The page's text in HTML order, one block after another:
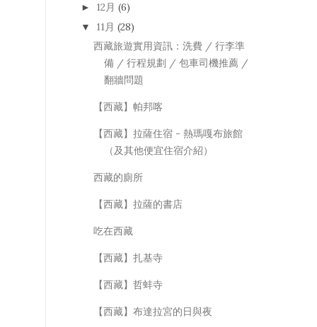
► 12月 (6)
▼ 11月 (28)
西藏旅遊實用資訊：洗費 / 行李準
備 / 行程規劃 / 包車司機推薦 /
翻牆問題
【西藏】帕邦喀
【西藏】拉薩住宿 - 熱瑪嘎布旅館
（及其他便宜住宿介紹）
西藏的廁所
【西藏】拉薩的書店
吃在西藏
【西藏】扎基寺
【西藏】哲蚌寺
【西藏】布達拉宮的日與夜